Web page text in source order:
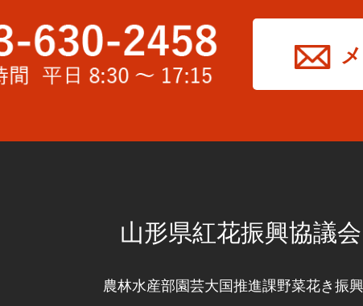
山形県紅花振興協議会
農林水産部園芸大国推進課野菜花き振